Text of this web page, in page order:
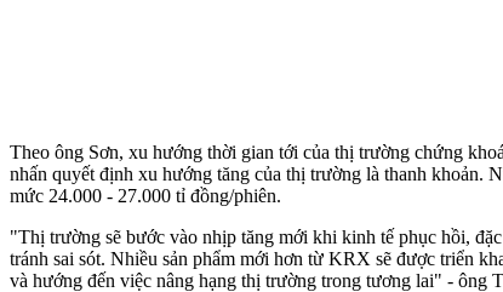
Theo ông Sơn, xu hướng thời gian tới của thị trường chứng
nhấn quyết định xu hướng tăng của thị trường là thanh khoản.
mức 24.000 - 27.000 tỉ đồng/phiên.
"Thị trường sẽ bước vào nhịp tăng mới khi kinh tế phục hồi,
tránh sai sót. Nhiều sản phẩm mới hơn từ KRX sẽ được triển
và hướng đến việc nâng hạng thị trường trong tương lai" - ông